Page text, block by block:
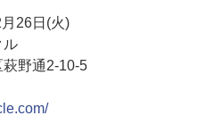
26日(火)
ル
野通2-10-5